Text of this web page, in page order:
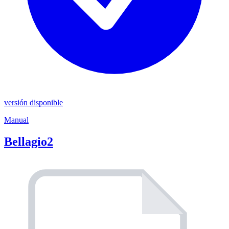
versión disponible
Manual
Bellagio2